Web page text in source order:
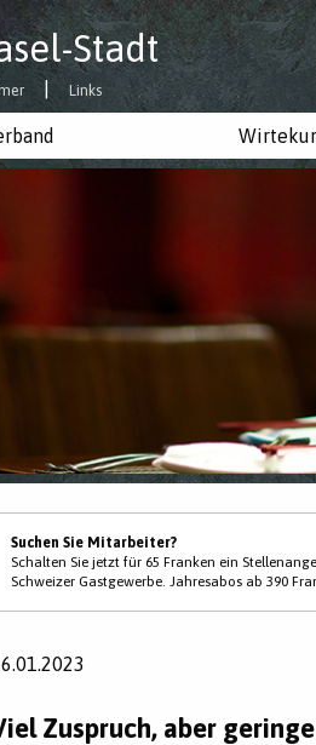
Stadt
Links
Suchen Sie Mitarbeiter?
Schalten Sie jetzt für 65 Franken ein
Schweizer Gastgewerbe. Jahresabos ab 390
Zuspruch, aber